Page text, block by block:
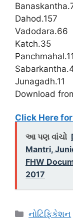
Dahod.157
Vadodara.66
Katch.35
Junagadh.11
Download
Click Here
આ પણ વાંચો
Mantri,
FHW
2017
Categories
નોટિફિકેશન